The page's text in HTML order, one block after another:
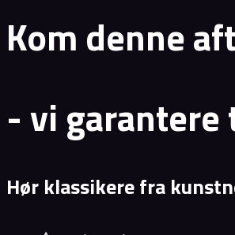
Kom denne
- vi
Hør klassikere fra